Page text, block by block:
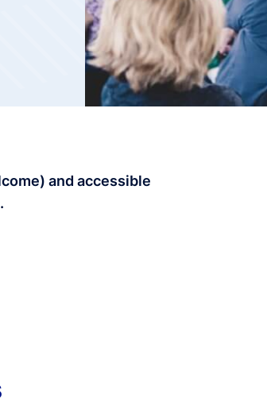
and accessible